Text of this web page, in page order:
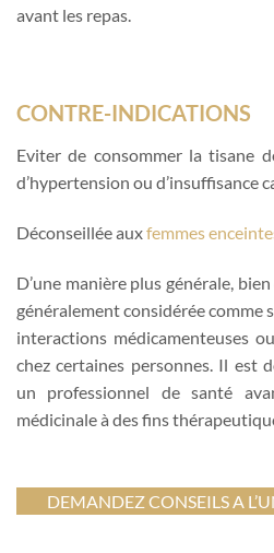
avant les repas.
CONTRE-INDICATIONS
Eviter de consommer la tisane
d’hypertension ou d’insuffisance
Déconseillée auxfemmes
D’une manière plus générale,
généralement considérée comme
interactions médicamenteuses
chez certaines personnes. Il est
un professionnel de santé
médicinale à des fins
DEMANDEZ CONSEILS A